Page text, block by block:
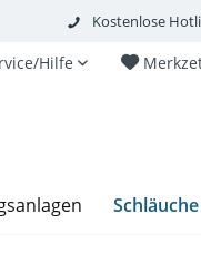
Kostenlose
Hilfe